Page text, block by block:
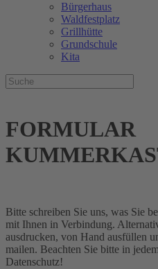
Bürgerhaus
Waldfestplatz
Grillhütte
Grundschule
Kita
FORMULAR
Bitte schreiben Sie uns, was Sie
mit Ihnen in Verbindung.
ausdrucken, von Hand ausfüllen
mailen. Beachten Sie bitte in
Datenschutz!